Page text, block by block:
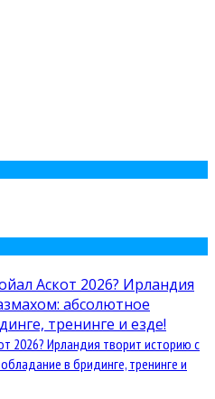
2026? Ирландия творит историю с
в бридинге, тренинге и